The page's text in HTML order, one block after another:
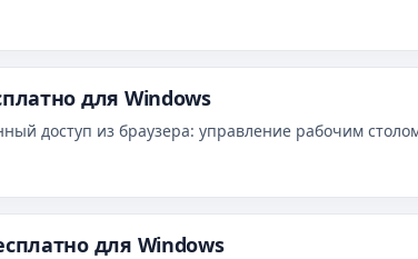
для Windows
доступ из браузера: управление рабочим
для Windows